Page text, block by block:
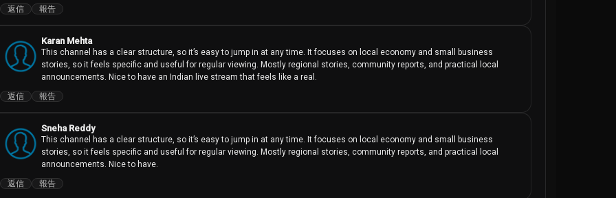
返信
報告
Karan Mehta
This channel has a clear structure, so it’s easy to jump in at any time. It focuses on local economy and small business
stories, so it feels specific and useful for regular viewing. Mostly regional stories, community reports, and practical local
announcements. Nice to have an Indian live stream that feels like a real.
返信
報告
Sneha Reddy
This channel has a clear structure, so it’s easy to jump in at any time. It focuses on local economy and small business
stories, so it feels specific and useful for regular viewing. Mostly regional stories, community reports, and practical local
announcements. Nice to have.
返信
報告